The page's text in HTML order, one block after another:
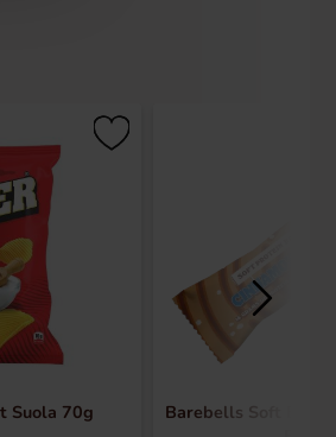
Suola 70g
Barebells Soft Bar